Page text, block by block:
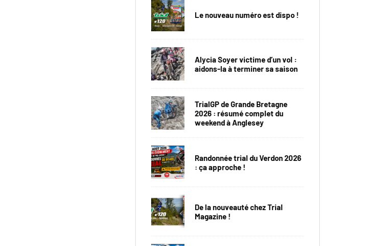
Le nouveau numéro est dispo !
Alycia Soyer victime d’un vol :
aidons-la à terminer sa saison
TrialGP de Grande Bretagne
2026 : résumé complet du
weekend à Anglesey
Randonnée trial du Verdon 2026
: ça approche !
De la nouveauté chez Trial
Magazine !